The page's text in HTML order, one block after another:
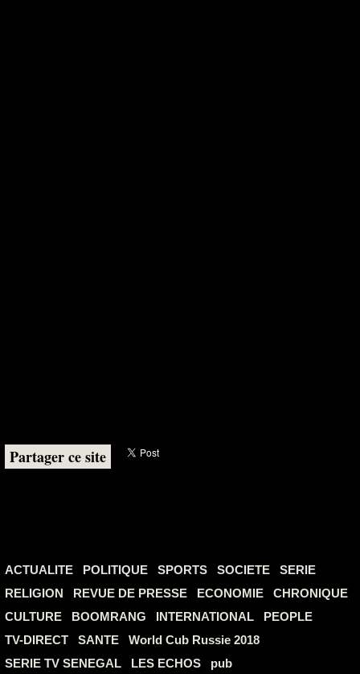
Partager ce site
ACTUALITE POLITIQUE SPORTS SOCIETE
SERIE
RELIGION
REVUE DE PRESSE ECONOMIE
CHRONIQUE
CULTURE
BOOMRANG INTERNATIONAL
PEOPLE
TV-DIRECT
SANTE
World Cub Russie 2018
SERIE TV SENEGAL
LES ECHOS
pub